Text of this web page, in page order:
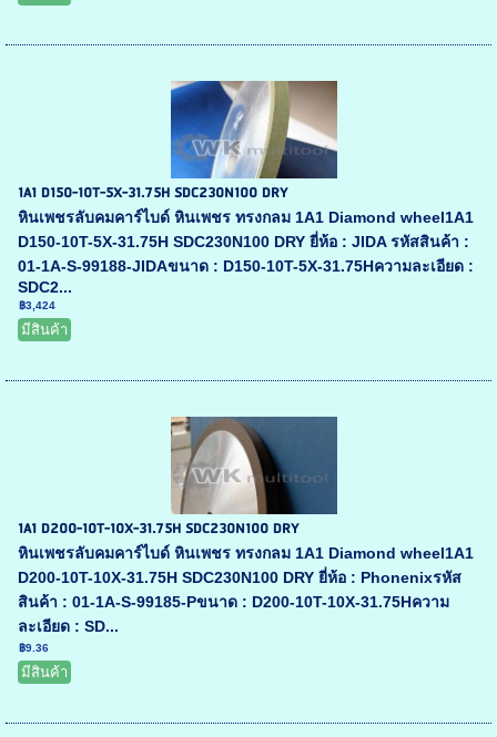
1A1 D150-10T-5X-31.75H SDC230N100 DRY
หินเพชรลับคมคาร์ไบด์ หินเพชร ทรงกลม 1A1 Diamond wheel1A1
D150-10T-5X-31.75H SDC230N100 DRY ยี่ห้อ : JIDA รหัสสินค้า :
01-1A-S-99188-JIDAขนาด : D150-10T-5X-31.75Hความละเอียด :
SDC2...
฿3,424
มีสินค้า
1A1 D200-10T-10X-31.75H SDC230N100 DRY
หินเพชรลับคมคาร์ไบด์ หินเพชร ทรงกลม 1A1 Diamond wheel1A1
D200-10T-10X-31.75H SDC230N100 DRY ยี่ห้อ : Phonenixรหัส
สินค้า : 01-1A-S-99185-Pขนาด : D200-10T-10X-31.75Hความ
ละเอียด : SD...
฿9.36
มีสินค้า